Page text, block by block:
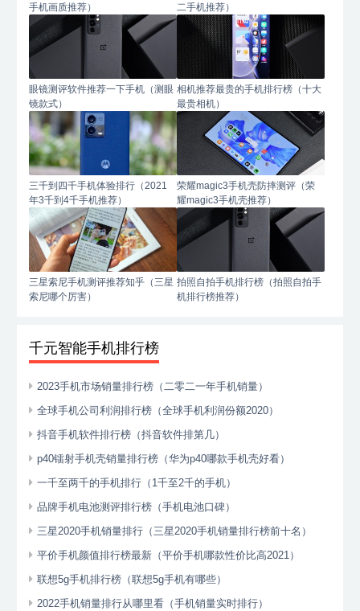
手机画质推荐）
二手机推荐）
眼镜测评软件推荐一下手机（测眼
镜款式）
相机推荐最贵的手机排行榜（十大
最贵相机）
三千到四千手机体验排行（2021
年3千到4千手机推荐）
荣耀magic3手机壳防摔测评（荣
耀magic3手机壳推荐）
三星索尼手机测评推荐知乎（三星
索尼哪个厉害）
拍照自拍手机排行榜（拍照自拍手
机排行榜推荐）
千元智能手机排行榜
2023手机市场销量排行榜（二零二一年手机销量）
全球手机公司利润排行榜（全球手机利润份额2020）
抖音手机软件排行榜（抖音软件排第几）
p40镭射手机壳销量排行榜（华为p40哪款手机壳好看）
一千至两千的手机排行（1千至2千的手机）
品牌手机电池测评排行榜（手机电池口碑）
三星2020手机销量排行（三星2020手机销量排行榜前十名）
平价手机颜值排行榜最新（平价手机哪款性价比高2021）
联想5g手机排行榜（联想5g手机有哪些）
2022手机销量排行从哪里看（手机销量实时排行）